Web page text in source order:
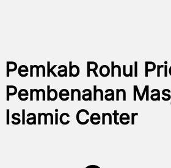
Pemkab Rohul
Pembenahan
Islamic Center